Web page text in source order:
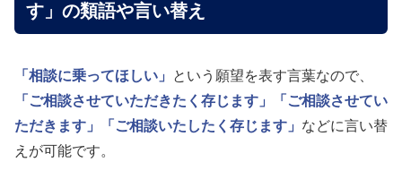
す」の類語や言い替え
「相談に乗ってほしい」
という願望を表す言葉なので、
「ご相談させていただきたく存じます」
「ご相談させてい
ただきます」
「ご相談いたしたく存じます」 などに言い替
えが可能です。